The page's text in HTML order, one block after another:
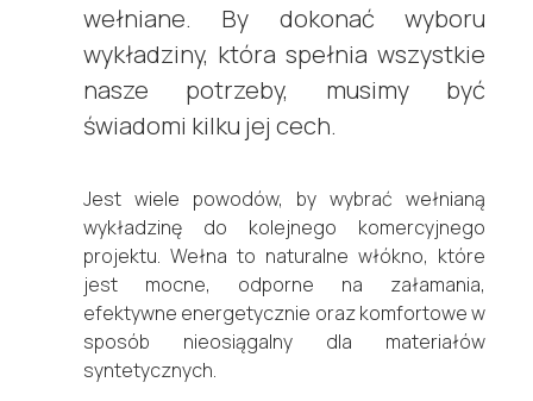
wełniane. By dokonać wyboru
wykładziny, która spełnia wszystkie
nasze potrzeby, musimy być
świadomi kilku jej cech.
Jest wiele powodów, by wybrać wełnianą
wykładzinę do kolejnego komercyjnego
projektu. Wełna to naturalne włókno, które
jest mocne, odporne na załamania,
efektywne energetycznie oraz komfortowe w
sposób nieosiągalny dla materiałów
syntetycznych.